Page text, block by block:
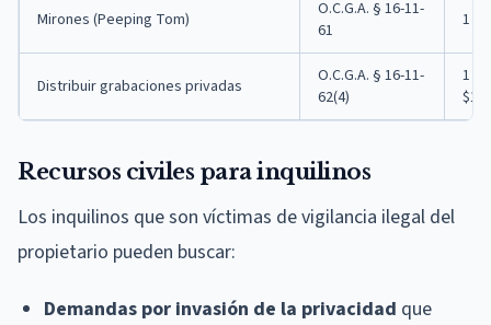
Mirones (Peeping Tom)
O.C.G.A. § 16-11-
61
1 a
Distribuir grabaciones privadas
O.C.G.A. § 16-11-
62(4)
1 a
Recursos civiles para inquilinos
Los inquilinos que son víctimas de vigilancia ilegal del
propietario pueden buscar:
Demandas por invasión de la privacidad que